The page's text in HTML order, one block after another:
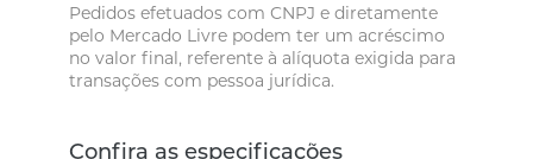
Pedidos efetuados com CNPJ e diretamente
pelo Mercado Livre podem ter um acréscimo
no valor final, referente à alíquota exigida para
transações com pessoa jurídica.
Confira as especificações